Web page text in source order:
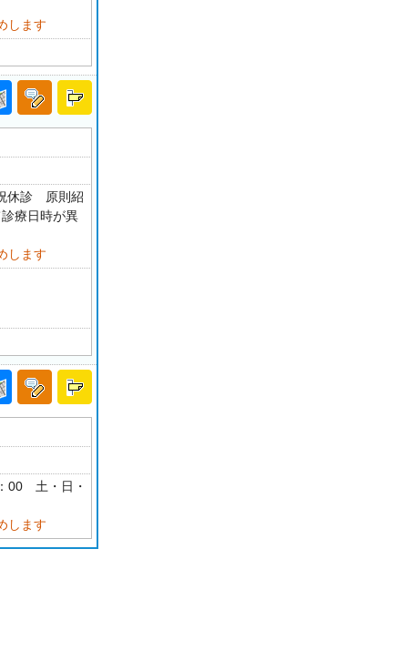
します
休診 原則紹
療日時が異
します
00 土・日・
します